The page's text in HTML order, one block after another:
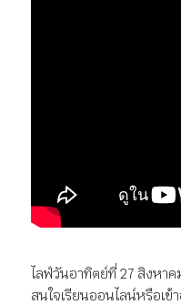
ไลฟ์วันอาทิตย์ที่ 27 สิงหา
สนใจเรียนออนไลน์หรือเข้